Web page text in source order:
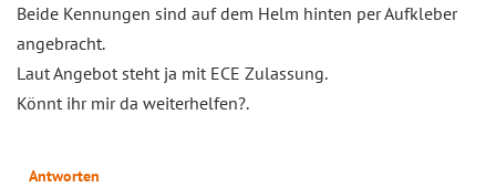
Beide Kennungen sind auf dem Helm hinten per Aufkleber
angebracht.
Laut Angebot steht ja mit ECE Zulassung.
Könnt ihr mir da weiterhelfen?.
Antworten